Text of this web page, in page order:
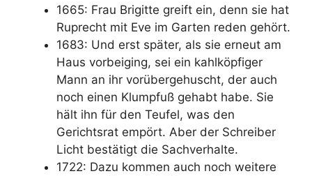
1665: Frau Brigitte greift ein, denn sie hat
Ruprecht mit Eve im Garten reden gehört.
1683: Und erst später, als sie erneut am
Haus vorbeiging, sei ein kahlköpfiger
Mann an ihr vorübergehuscht, der auch
noch einen Klumpfuß gehabt habe. Sie
hält ihn für den Teufel, was den
Gerichtsrat empört. Aber der Schreiber
Licht bestätigt die Sachverhalte.
1722: Dazu kommen auch noch weitere